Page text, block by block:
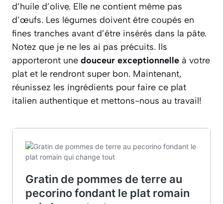
d’huile d’olive. Elle ne contient même pas
d’œufs. Les légumes doivent être coupés en
fines tranches avant d’être insérés dans la pâte.
Notez que je ne les ai pas précuits. Ils
apporteront une douceur exceptionnelle à votre
plat et le rendront super bon. Maintenant,
réunissez les ingrédients pour faire ce plat
italien authentique et mettons-nous au travail!